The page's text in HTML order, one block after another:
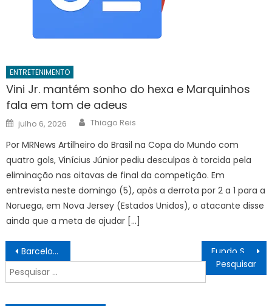
ENTRETENIMENTO
Vini Jr. mantém sonho do hexa e Marquinhos
fala em tom de adeus
Posted
on
julho 6, 2026 Author
Thiago Reis
Por MRNews Artilheiro do Brasil na Copa do Mundo com
quatro gols, Vinícius Júnior pediu desculpas à torcida pela
eliminação nas oitavas de final da competição. Em
entrevista neste domingo (5), após a derrota por 2 a 1 para a
Noruega, em Nova Jersey (Estados Unidos), o atacante disse
ainda que a meta de ajudar […]
Navegação
de
Post
Barcelona de Ilhéus x Atlético-BA: ASSISTA AO VIVO COM IMAGENS BAIANÃO, Campeonato Baiano de 2023, HOJE (11/01), PALPITES
Pesquisar
por: